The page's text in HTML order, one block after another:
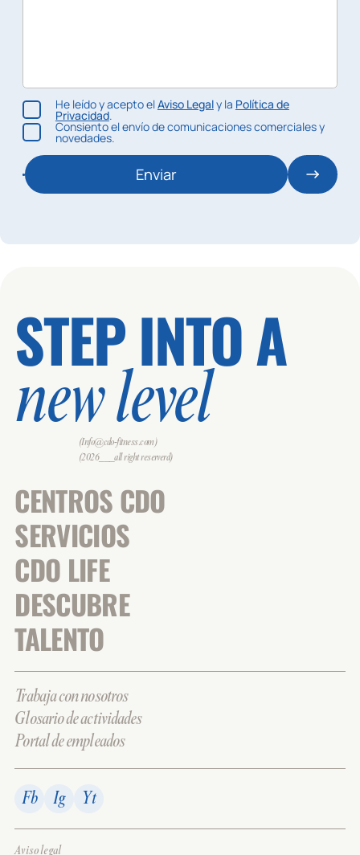
He leído y acepto elAviso Legaly la Política de
Privacidad.
Consiento el envío de comunicaciones comerciales y
novedades.
Enviar
STEP INTO A
new level
(Info@cdo-fitness.com)
(2026___all right reserverd)
CENTROS CDO
SERVICIOS
CDO LIFE
DESCUBRE
TALENTO
Trabaja con nosotros
Glosario de actividades
Portal de empleados
Fb Ig Yt
Aviso legal